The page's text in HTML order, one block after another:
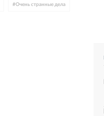
#Очень странные дела